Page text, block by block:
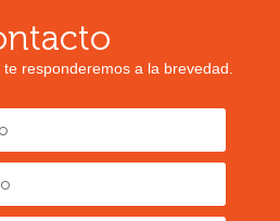
responderemos a la brevedad.